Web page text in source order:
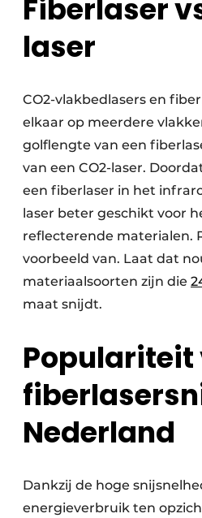
Fiberlaser
laser
CO2-vlakbedlasers en
elkaar op meerdere
golflengte van een
van een CO2-laser.
een fiberlaser in het
laser beter geschikt voor
reflecterende materialen.
voorbeeld van. Laat dat
materiaalsoorten zijn die
maat snijdt.
Populariteit
Nederland
Dankzij de hoge
energieverbruik ten